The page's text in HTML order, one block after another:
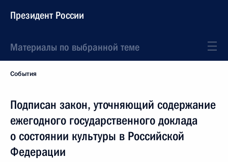
Президент России
Материалы по выбранной теме
События
Подписан закон, уточняющий содержание
ежегодного государственного доклада
о состоянии культуры в Российской
Федерации